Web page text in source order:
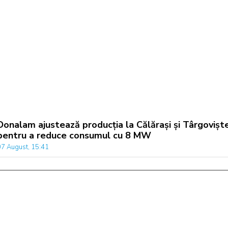
ajustează producția la Călărași și
a reduce consumul cu 8 MW
August, 15:41